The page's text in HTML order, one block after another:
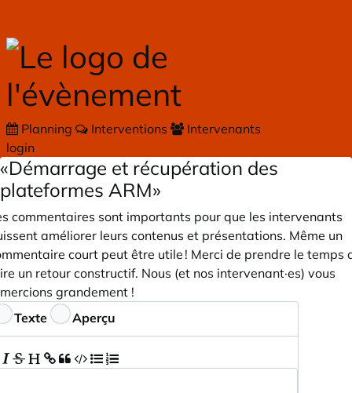
Planning Interventions
Intervenants
login
«Démarrage et récupération des
plateformes ARM»
commentaires sont importants pour que les intervenants
améliorer leurs contenus et présentations. Même un
court peut être utile ! Merci de prendre le temps
un retour constructif. Nous (et nos intervenant·es) vous
grandement !
Texte Aperçu